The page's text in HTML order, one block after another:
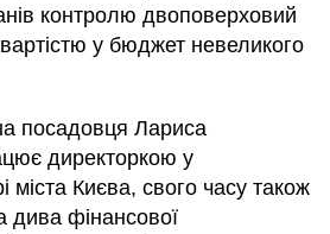
контролю двоповерховий
у бюджет невеликого
посадовця Лариса
директоркою у
міста Києва, свого часу також
дива фінансової